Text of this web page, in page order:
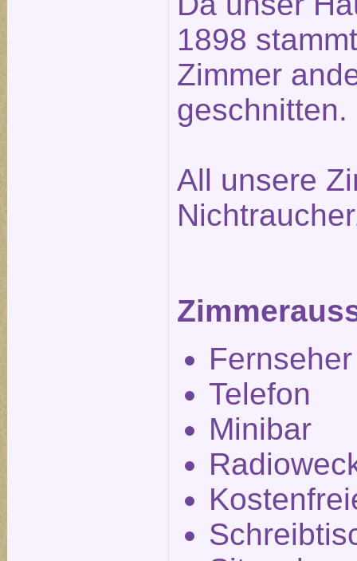
1898
Zimmer
geschnitten.
All unsere
Fernseher
Telefon
Minibar